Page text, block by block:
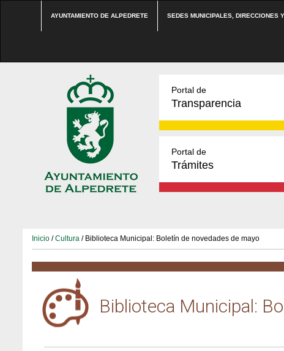
AYUNTAMIENTO DE ALPEDRETE SEDES MUNICIPALES, DIRECCIONES
Portal de
Transparencia
Portal de
Trámites
Inicio /Cultura / Biblioteca Municipal: Boletín de novedades de mayo
Biblioteca Municipal: